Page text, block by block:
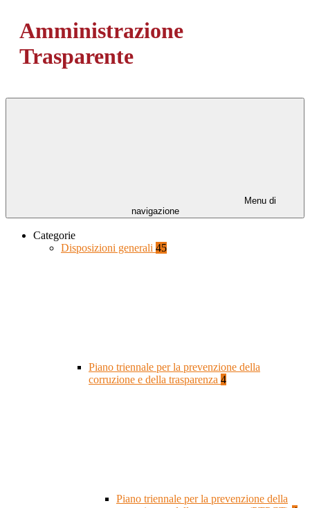
Amministrazione
Trasparente
Menu di
navigazione
Categorie
Disposizioni generali 45
Piano triennale per la prevenzione della
corruzione e della trasparenza 4
Piano triennale per la prevenzione della